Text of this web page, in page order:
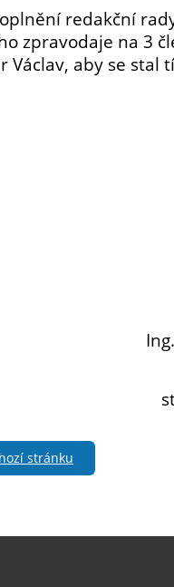
redakční
zpravodaje na 3
Václav, aby se stal
Kříž Ing.
stránku